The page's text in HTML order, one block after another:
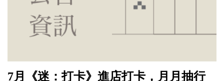
7月《迷：打卡》進店打卡，月月抽行